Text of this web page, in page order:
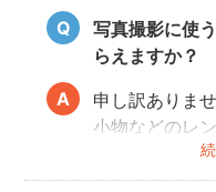
写真撮影に使
らえますか？
申し訳ありま
小物などのレ
おりませんの
願いしており